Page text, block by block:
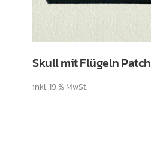
Skull mit Flügeln Patch
inkl. 19 % MwSt.